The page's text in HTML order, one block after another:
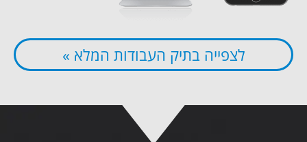
לצפייה בתיק העבודות המלא »